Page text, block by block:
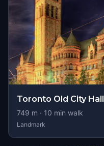
Toronto Old City Hall
749 m · 10 min walk
Landmark